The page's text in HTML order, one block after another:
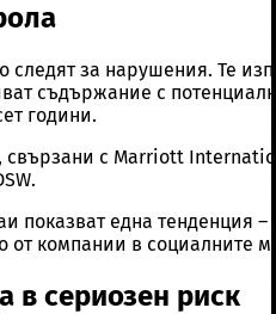
за нарушения. Те
съдържание с
години.
с Marriott
показват една тенденция –
от компании в социалните
в сериозен риск